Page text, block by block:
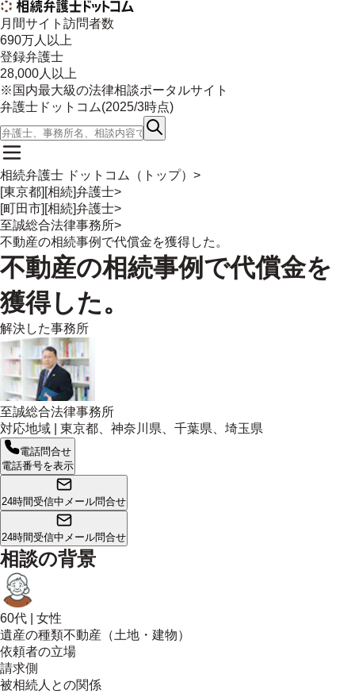
月間サイト訪問者数
690万人以上
登録弁護士
28,000人以上
※国内最大級の法律相談ポータルサイト
弁護士ドットコム(2025/3時点)
相続弁護士 ドットコム（トップ） >
[東京都][相続]弁護士>
[町田市][相続]弁護士>
至誠総合法律事務所>
不動産の相続事例で代償金を獲得した。
不動産の相続事例で代償金を
獲得した。
解決した事務所
至誠総合法律事務所
対応地域 |
東京都、神奈川県、千葉県、埼玉県
電話問合せ
電話番号を表示
24時間受信中 メール問合せ
24時間受信中 メール問合せ
相談の背景
60代
女性
遺産の種類不動産（土地・建物）
依頼者の立場
請求側
被相続人との関係